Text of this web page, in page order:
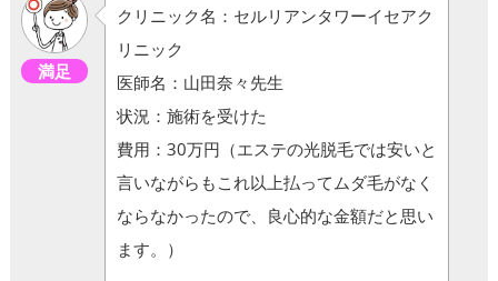
満足
クリニック名：セルリアンタワーイセアク
リニック
医師名：山田奈々先生
状況：施術を受けた
費用：30万円（エステの光脱毛では安いと
言いながらもこれ以上払ってムダ毛がなく
ならなかったので、良心的な金額だと思い
ます。）